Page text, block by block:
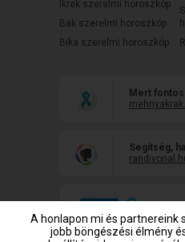
Ikrek szerelmi horoszkóp
Bak szerelmi horoszkóp
Bika szerelmi horoszkóp
Mert
Segítség,
A honlapon mi és partnereink
jobb böngészési élmény